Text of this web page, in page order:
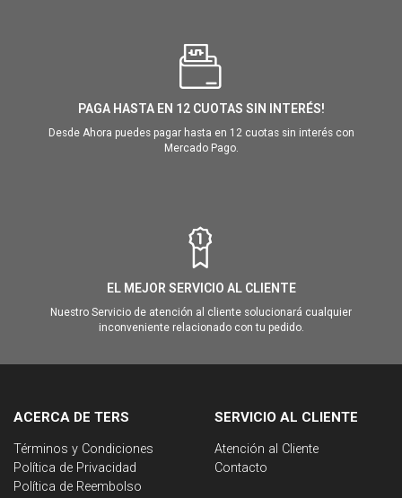
PAGA HASTA EN 12 CUOTAS SIN INTERÉS!
Desde Ahora puedes pagar hasta en 12 cuotas sin interés con
Mercado Pago.
EL MEJOR SERVICIO AL CLIENTE
Nuestro Servicio de atención al cliente solucionará cualquier
inconveniente relacionado con tu pedido.
ACERCA DE TERS
Términos y Condiciones
Política de Privacidad
Política de Reembolso
SERVICIO AL CLIENTE
Atención al Cliente
Contacto